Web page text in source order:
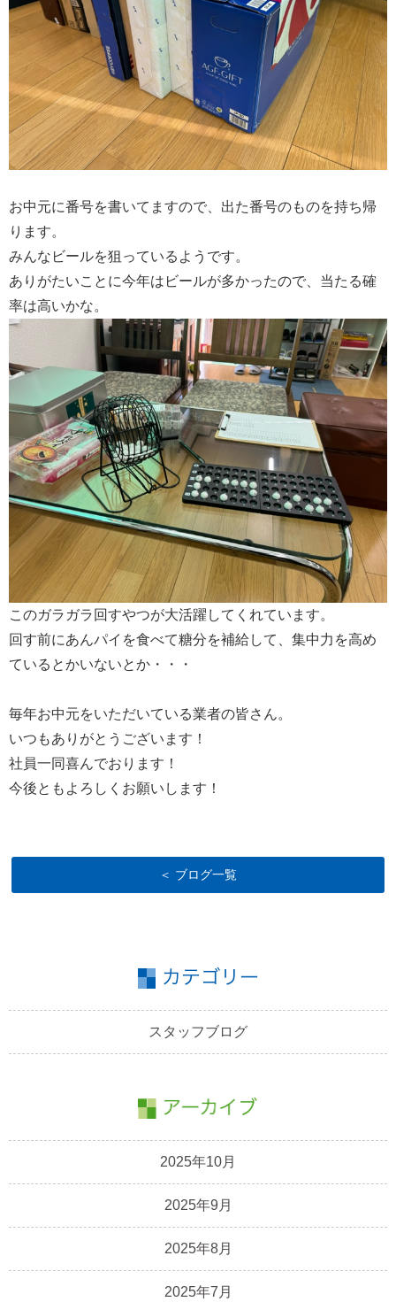
お中元に番号を書いてますので、出た番号のものを持ち帰
ります。
みんなビールを狙っているようです。
ありがたいことに今年はビールが多かったので、当たる確
率は高いかな。
このガラガラ回すやつが大活躍してくれています。
回す前にあんパイを食べて糖分を補給して、集中力を高め
ているとかいないとか・・・
毎年お中元をいただいている業者の皆さん。
いつもありがとうございます！
社員一同喜んでおります！
今後ともよろしくお願いします！
＜ ブログ一覧
スタッフブログ
2025年10月
2025年9月
2025年8月
2025年7月